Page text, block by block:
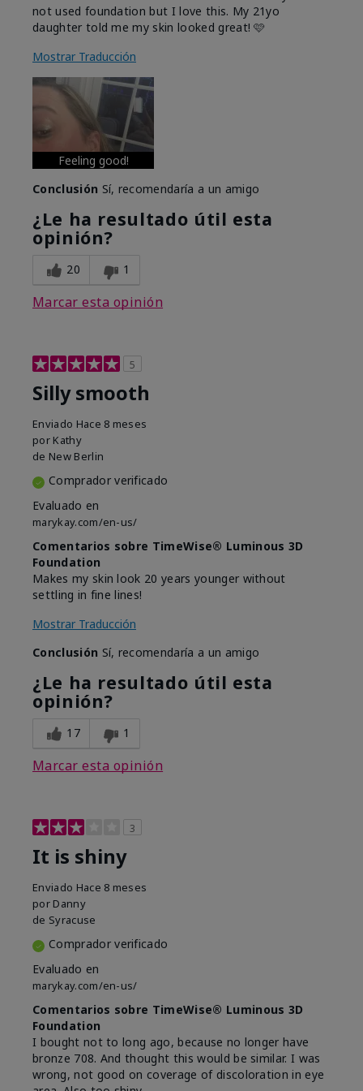
not used foundation but I love this. My 21yo
daughter told me my skin looked great! 🩷
Mostrar Traducción
Feeling good!
Conclusión Sí, recomendaría a un amigo
¿Le ha resultado útil esta
opinión?
20 1
Marcar esta opinión
5
Silly smooth
Enviado Hace 8 meses
por Kathy
de New Berlin
Comprador verificado
Evaluado en
marykay.com/en-us/
Comentarios sobre TimeWise® Luminous 3D
Foundation
Makes my skin look 20 years younger without
settling in fine lines!
Mostrar Traducción
Conclusión Sí, recomendaría a un amigo
¿Le ha resultado útil esta
opinión?
17 1
Marcar esta opinión
3
It is shiny
Enviado Hace 8 meses
por Danny
de Syracuse
Comprador verificado
Evaluado en
marykay.com/en-us/
Comentarios sobre TimeWise® Luminous 3D
Foundation
I bought not to long ago, because no longer have
bronze 708. And thought this would be similar. I was
wrong, not good on coverage of discoloration in eye